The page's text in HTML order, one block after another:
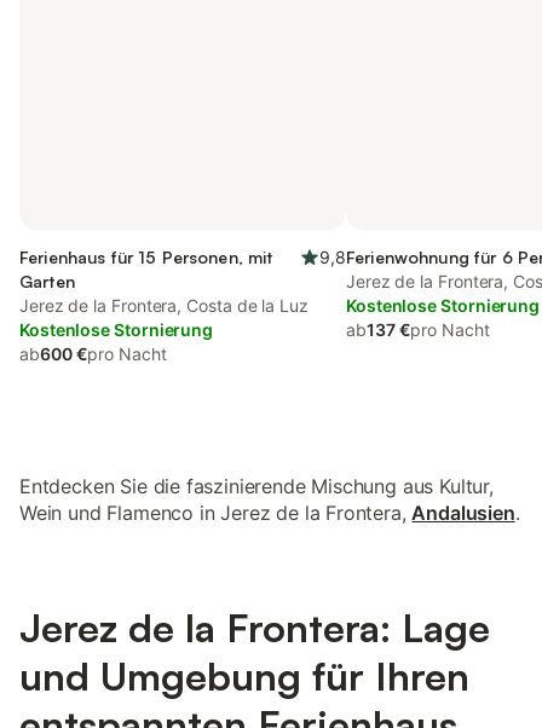
Ferienhaus für 15 Personen, mit
Garten
9,8
Jerez de la Frontera, Costa de la Luz
Kostenlose Stornierung
ab600 €pro Nacht
Ferienwohnung für 6
Jerez de la Frontera,
Kostenlose Stornierung
ab137 €pro Nacht
Entdecken Sie die faszinierende Mischung aus Kultur,
Wein und Flamenco in Jerez de la Frontera,Andalusien.
Jerez de la Frontera: Lage
und Umgebung für Ihren